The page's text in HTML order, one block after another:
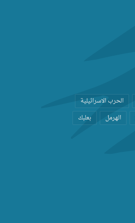
الحرب الاسرائيلية
الهرمل
بعلبك